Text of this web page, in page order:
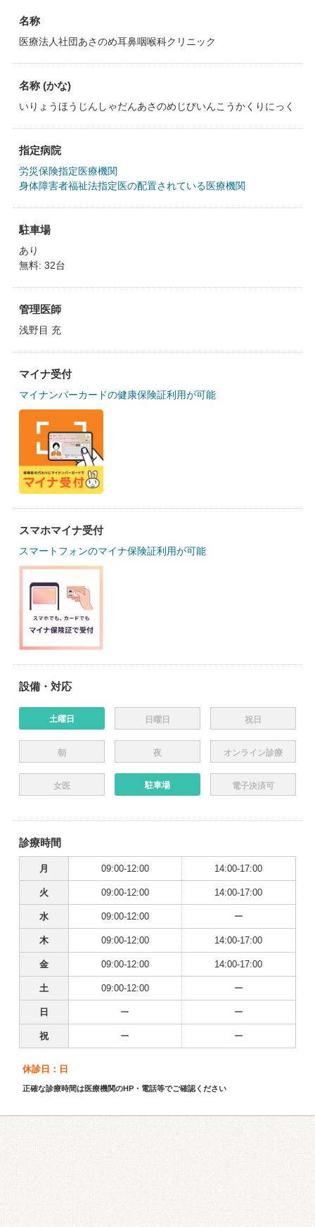
名称
医療法人社団あさのめ耳鼻咽喉科クリニック
名称 (かな)
いりょうほうじんしゃだんあさのめじびいんこうかくりにっく
指定病院
労災保険指定医療機関
身体障害者福祉法指定医の配置されている医療機関
駐車場
あり
無料: 32台
管理医師
浅野目 充
マイナ受付
マイナンバーカードの健康保険証利用が可能
スマホマイナ受付
スマートフォンのマイナ保険証利用が可能
設備・対応
土曜日 日曜日 祝日
朝 夜 オンライン診療
女医 駐車場 電子決済可
診療時間
月 09:00-12:00 14:00-17:00
火 09:00-12:00 14:00-17:00
水 09:00-12:00 ー
木 09:00-12:00 14:00-17:00
金 09:00-12:00 14:00-17:00
土 09:00-12:00 ー
日 ー ー
祝 ー ー
休診日：日
正確な診療時間は医療機関のHP・電話等でご確認ください